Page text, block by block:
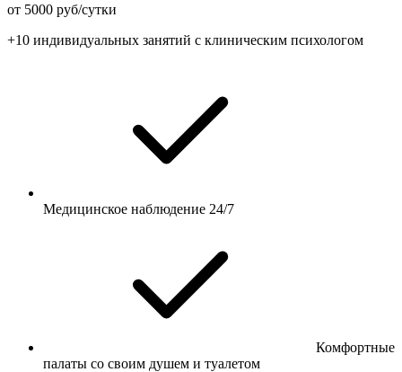
от 5000 руб/сутки
+10 индивидуальных занятий с клиническим психологом
Медицинское наблюдение 24/7
Комфортные
палаты со своим душем и туалетом